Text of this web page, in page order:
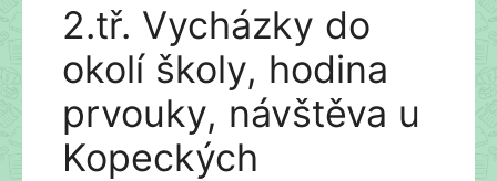
2.tř. Vycházky do
okolí školy, hodina
prvouky, návštěva u
Kopeckých